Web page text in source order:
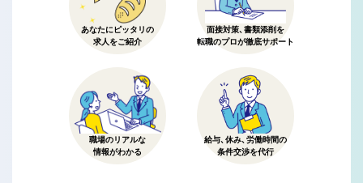
あなたにピッタリの
求人をご紹介
面接対策、書類添削を
転職のプロが徹底サポート
職場のリアルな
情報がわかる
給与、休み、労働時間の
条件交渉を代行